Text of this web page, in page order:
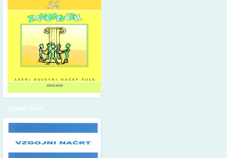
Vzgojni načrt